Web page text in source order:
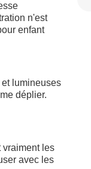
n'est
enfant
lumineuses
déplier.
vraiment les
avec les